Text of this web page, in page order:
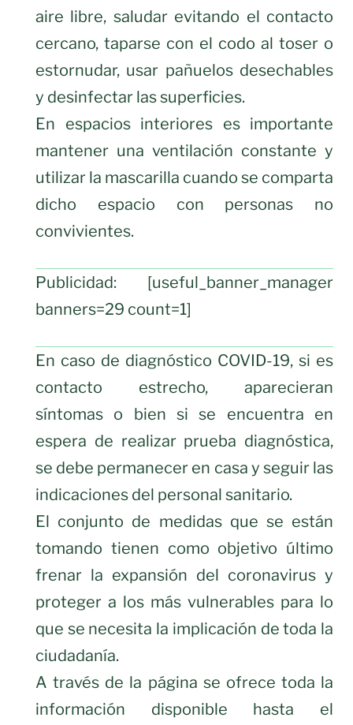
aire libre, saludar evitando el contacto
cercano, taparse con el codo al toser o
estornudar, usar pañuelos desechables
y desinfectar las superficies.
En espacios interiores es importante
mantener una ventilación constante y
utilizar la mascarilla cuando se comparta
dicho espacio con personas no
convivientes.
Publicidad: [useful_banner_manager
banners=29 count=1]
En caso de diagnóstico COVID-19, si es
contacto estrecho, aparecieran
síntomas o bien si se encuentra en
espera de realizar prueba diagnóstica,
se debe permanecer en casa y seguir las
indicaciones del personal sanitario.
El conjunto de medidas que se están
tomando tienen como objetivo último
frenar la expansión del coronavirus y
proteger a los más vulnerables para lo
que se necesita la implicación de toda la
ciudadanía.
A través de la página se ofrece toda la
información disponible hasta el